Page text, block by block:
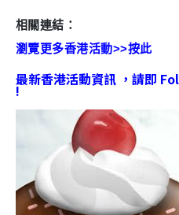
相關連結：
瀏覽更多香港活動>>按此
最新香港活動資訊 ，請即
!